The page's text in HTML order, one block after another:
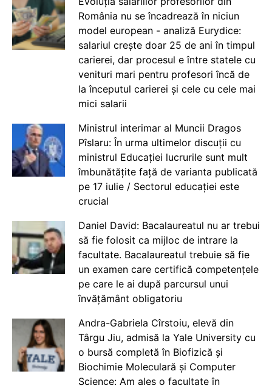
România nu se încadrează în niciun
model european - analiză Eurydice:
salariul crește doar 25 de ani în timpul
carierei, dar procesul e între statele cu
venituri mari pentru profesori încă de
la începutul carierei și cele cu cele mai
mici salarii
Ministrul interimar al Muncii Dragos
Pîslaru: În urma ultimelor discuții cu
ministrul Educației lucrurile sunt mult
îmbunătățite față de varianta publicată
pe 17 iulie / Sectorul educației este
crucial
Daniel David: Bacalaureatul nu ar trebui
să fie folosit ca mijloc de intrare la
facultate. Bacalaureatul trebuie să fie
un examen care certifică competențele
pe care le ai după parcursul unui
învățământ obligatoriu
Andra-Gabriela Cîrstoiu, elevă din
Târgu Jiu, admisă la Yale University cu
o bursă completă în Biofizică și
Biochimie Moleculară și Computer
Science: Am ales o facultate în